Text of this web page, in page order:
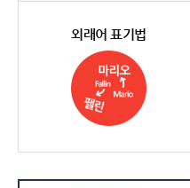
외래어 표기법